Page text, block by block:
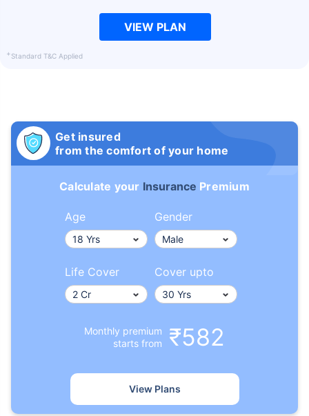
VIEW PLAN
+Standard T&C Applied
Get insured
from the comfort of your home
Calculate your Insurance Premium
Age Gender
Life Cover Cover upto
Monthly premium
starts from
₹582
View Plans